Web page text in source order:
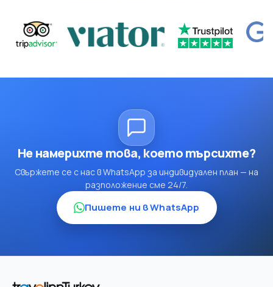
Не намерихте това, което търсихте?
Свържете се с нас в WhatsApp за индивидуален план — на
разположение сме 24/7.
Пишете ни в WhatsApp